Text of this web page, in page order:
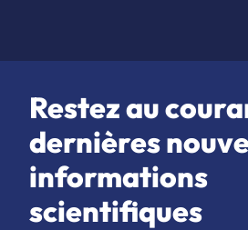
Restez au
dernières
informations
scientifiques